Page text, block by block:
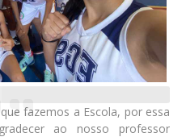
fazemos a Escola, por essa
ao nosso professor